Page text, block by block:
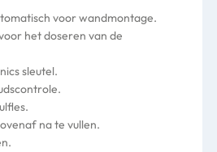
voor wandmontage.
het doseren van de
sleutel.
na te vullen.